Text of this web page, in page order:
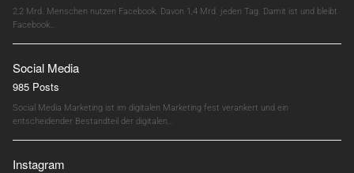
2,2 Mrd. Menschen nutzen Facebook. Davon 1,4 Mrd. jeden Tag. Damit ist und bleibt
Facebook…
Social Media
985 Posts
Social Media Marketing ist im digitalen Marketing fest verankert und ein
entscheidender Bestandteil der digitalen…
Instagram